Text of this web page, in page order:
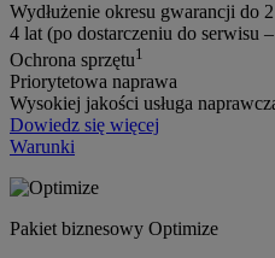
Wydłużenie okresu gwarancji do
4 lat (po dostarczeniu do serwisu
Ochrona sprzętu1
Priorytetowa naprawa
Wysokiej jakości usługa
Dowiedz się więcej
Warunki
Pakiet biznesowy Optimize